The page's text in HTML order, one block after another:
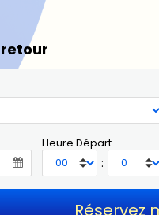
Heure Départ
: